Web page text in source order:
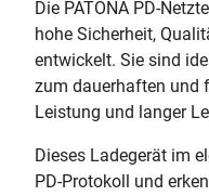
Die PATONA PD-
hohe Sicherheit,
entwickelt. Sie sind
zum dauerhaften und
Leistung und langer
Dieses Ladegerät im
PD-Protokoll und